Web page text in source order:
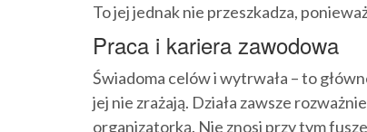
To jej jednak nie przeszkadza,
Praca i kariera zawodowa
Świadoma celów i wytrwała – to
jej nie zrażają. Działa zawsze
organizatorką. Nie znosi przy tym